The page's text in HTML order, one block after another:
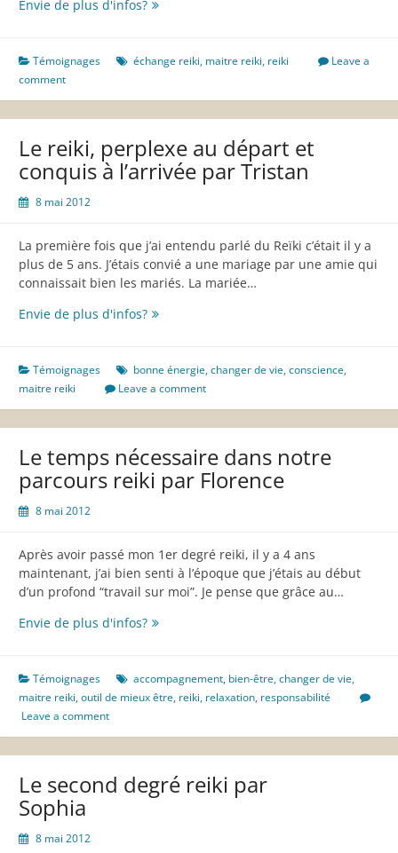
Envie de plus d'infos?Ma
degré
par
Sandrine
Témoignages échange reiki, maitre reiki, reiki
Leave a
comment
Le reiki, perplexe au départ et
conquis à l’arrivée par Tristan
8 mai 2012
La première fois que j’ai entendu parlé du Reïki c’était il y a
plus de 5 ans. J’étais convié a une mariage par une amie qui
connaissait bien les mariés. La mariée…
Envie de plus d'infos?Le
au
départ
et
conquis
l’arrivée
par
Tristan
Témoignages bonne énergie,changer de vie,conscience,
maitre reiki
Leave a comment
Le temps nécessaire dans notre
parcours reiki par Florence
8 mai 2012
Après avoir passé mon 1er degré reiki, il y a 4 ans
maintenant, j’ai bien senti à l’époque que j’étais au début
d’un profond “travail sur moi”. Je pense que grâce au…
Envie de plus d'infos?Le
dans
notre
reiki
par
Témoignages accompagnement, bien-être,changer de vie,
maitre reiki,outil de mieux être, reiki, relaxation, responsabilité
Leave a comment
Le second degré reiki par
Sophia
8 mai 2012